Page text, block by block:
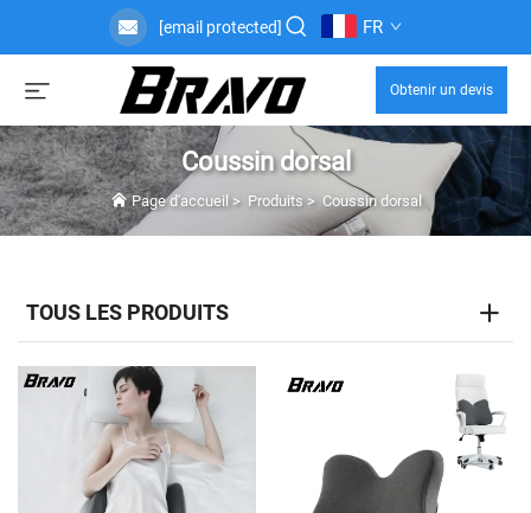
[email protected] FR
Obtenir un devis
Coussin dorsal
Page d'accueil > Produits> Coussin dorsal
TOUS LES PRODUITS